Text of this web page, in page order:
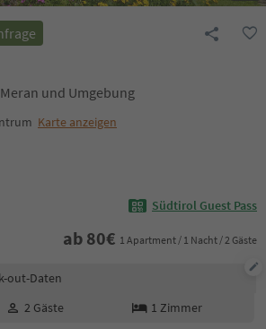
und Umgebung
Karte anzeigen
Südtirol Guest Pass
ab 80€ 1 Apartment / 1 Nacht / 2 Gäste
out-Daten
2 Gäste 1 Zimmer